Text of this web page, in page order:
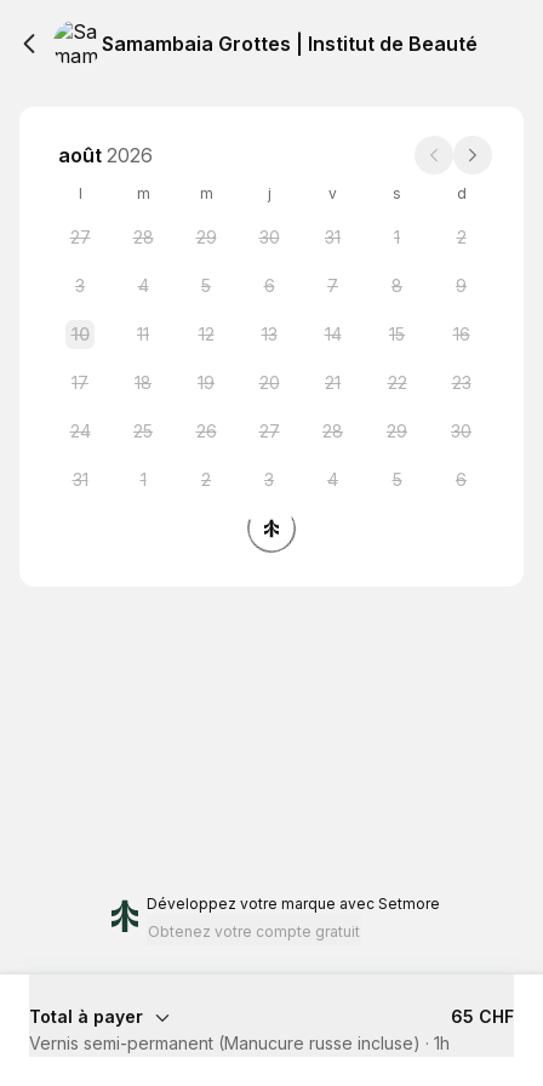
Samambaia Grottes | Institut de Beauté
août 2026
l m m j v s d
27 28 29 30 31 1 2
3 4 5 6 7 8 9
10 11 12 13 14 15 16
17 18 19 20 21 22 23
24 25 26 27 28 29 30
31 1 2 3 4 5 6
Développez votre marque avec Setmore
Obtenez votre compte gratuit
Total à payer
65 CHF
Vernis semi-permanent (Manucure russe incluse) · 1h